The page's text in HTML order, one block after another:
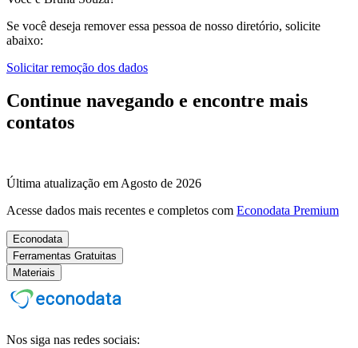
Se você deseja remover essa pessoa de nosso diretório, solicite
abaixo:
Solicitar remoção dos dados
Continue navegando e encontre mais
contatos
Última atualização em Agosto de 2026
Acesse dados mais recentes e completos com Econodata Premium
Econodata
Ferramentas Gratuitas
Materiais
Nos siga nas redes sociais: